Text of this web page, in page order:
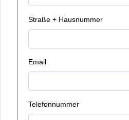
Straße + Hausnummer
Email
Telefonnummer